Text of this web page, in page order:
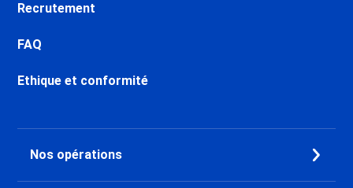
Location Morillon Village
Location Flaine Montsoleil 1750
Recrutement
FAQ
Ethique et conformité
Nos opérations